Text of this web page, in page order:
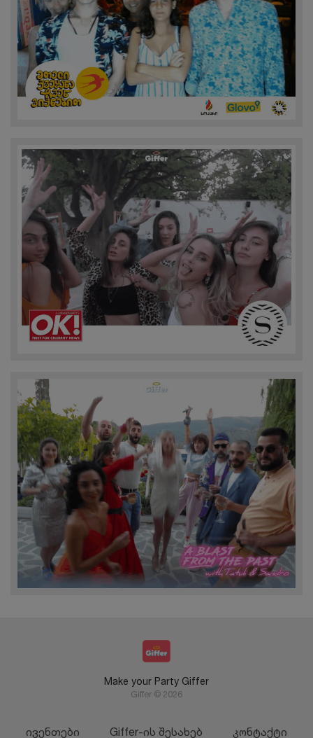
Make your Party Giffer
Giffer © 2026
ივენთები Giffer-ის შესახებ კონტაქტი